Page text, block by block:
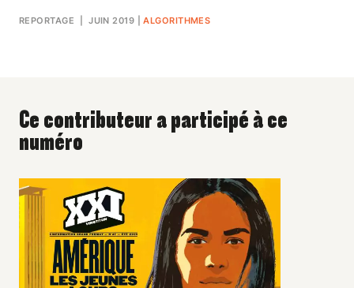
REPORTAGE | JUIN 2019 |ALGORITHMES
Ce contributeur a participé à ce
numéro